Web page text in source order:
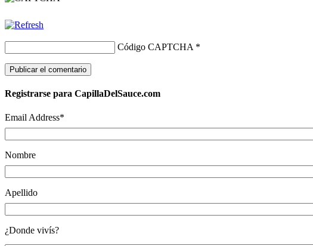
Código CAPTCHA *
Registrarse para CapillaDelSauce.com
Email Address*
Nombre
Apellido
¿Donde vivís?